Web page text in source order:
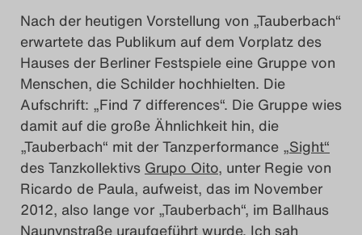
Das Theatertreffen-Blog
2023
Das Theatertreffen-Blog
2024
Das Theatertreffen-Blog
2025
Nach der heutigen Vorstellung von „Tauberbach“
erwartete das Publikum auf dem Vorplatz des
Hauses der Berliner Festspiele eine Gruppe von
Menschen, die Schilder hochhielten. Die
Aufschrift: „Find 7 differences“. Die Gruppe wies
damit auf die große Ähnlichkeit hin, die
„Tauberbach“ mit der Tanzperformance „Sight“
des Tanzkollektivs Grupo Oito, unter Regie von
Ricardo de Paula, aufweist, das im November
2012, also lange vor „Tauberbach“, im Ballhaus
Naunynstraße uraufgeführt wurde. Ich sah